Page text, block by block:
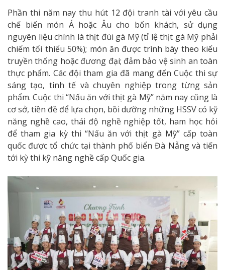
Phần thi năm nay thu hút 12 đội tranh tài với yêu cầu
chế biến món Á hoặc Âu cho bốn khách, sử dụng
nguyên liệu chính là thịt đùi gà Mỹ (tỉ lệ thịt gà Mỹ phải
chiếm tối thiểu 50%); món ăn được trình bày theo kiểu
truyền thống hoặc đương đại; đảm bảo vệ sinh an toàn
thực phẩm. Các đội tham gia đã mang đến Cuộc thi sự
sáng tạo, tinh tế và chuyên nghiệp trong từng sản
phẩm. Cuộc thi “Nấu ăn với thịt gà Mỹ” năm nay cũng là
cơ sở, tiền đề để lựa chọn, bồi dưỡng những HSSV có kỹ
năng nghề cao, thái độ nghề nghiệp tốt, ham học hỏi
để tham gia kỳ thi “Nấu ăn với thịt gà Mỹ” cấp toàn
quốc được tổ chức tại thành phố biển Đà Nẵng và tiến
tới kỳ thi kỹ năng nghề cấp Quốc gia.